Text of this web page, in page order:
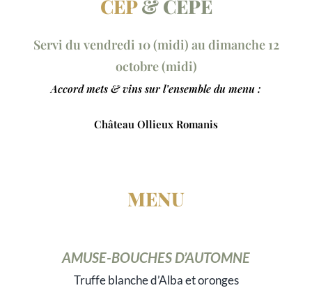
CEP& CÈPE
Servi du vendredi 10 (midi) au dimanche 12
octobre (midi)
Accord mets & vins sur l’ensemble du menu :
Château Ollieux Romanis
MENU
AMUSE-BOUCHES D’AUTOMNE
Truffe blanche d’Alba et oronges